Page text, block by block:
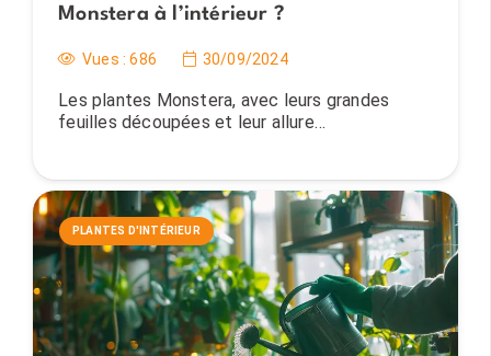
Monstera à l’intérieur ?
Vues :686 30/09/2024
Les plantes Monstera, avec leurs grandes
feuilles découpées et leur allure…
PLANTES D'INTÉRIEUR